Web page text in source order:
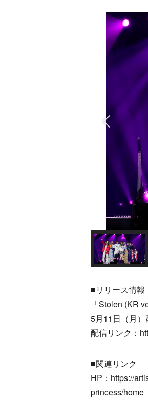
■リリース情報
「Stolen (KR
5月11日（月）
配信リンク：
■関連リンク
HP：https://
princess/home